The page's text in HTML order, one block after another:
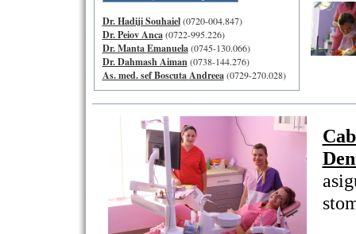
Dr. Hadiji Souhaiel(0720-004.847)
Dr. Peiov Anca(0722-995.226)
Dr. Manta Emanuela(0745-130.066)
Dr. Dahmash Aiman (0738-144.276)
As. med. sef Boscuta Andreea(0729-270.028)